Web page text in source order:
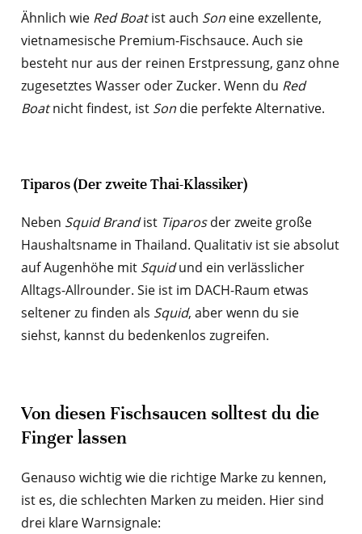
Ähnlich wie Red Boatist auch Soneine exzellente,
vietnamesische Premium-Fischsauce. Auch sie
besteht nur aus der reinen Erstpressung, ganz ohne
zugesetztes Wasser oder Zucker. Wenn du Red
Boatnicht findest, ist Sondie perfekte Alternative.
Tiparos (Der zweite Thai-Klassiker)
Neben Squid Brandist Tiparosder zweite große
Haushaltsname in Thailand. Qualitativ ist sie absolut
auf Augenhöhe mit Squidund ein verlässlicher
Alltags-Allrounder. Sie ist im DACH-Raum etwas
seltener zu finden als Squid, aber wenn du sie
siehst, kannst du bedenkenlos zugreifen.
Von diesen Fischsaucen solltest du die
Finger lassen
Genauso wichtig wie die richtige Marke zu kennen,
ist es, die schlechten Marken zu meiden. Hier sind
drei klare Warnsignale: